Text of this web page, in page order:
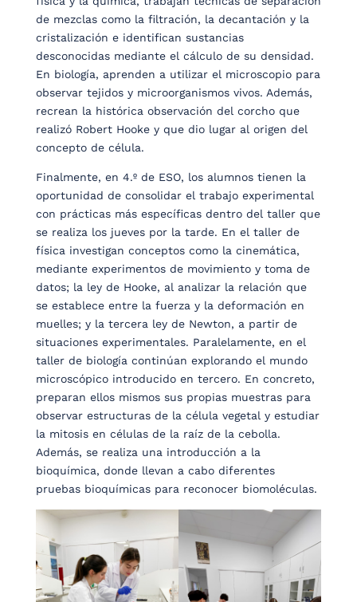
de mezclas como la filtración, la decantación y la
cristalización e identifican sustancias
desconocidas mediante el cálculo de su densidad.
En biología, aprenden a utilizar el microscopio para
observar tejidos y microorganismos vivos. Además,
recrean la histórica observación del corcho que
realizó Robert Hooke y que dio lugar al origen del
concepto de célula.
Finalmente, en 4.º de ESO, los alumnos tienen la
oportunidad de consolidar el trabajo experimental
con prácticas más específicas dentro del taller que
se realiza los jueves por la tarde. En el taller de
física investigan conceptos como la cinemática,
mediante experimentos de movimiento y toma de
datos; la ley de Hooke, al analizar la relación que
se establece entre la fuerza y la deformación en
muelles; y la tercera ley de Newton, a partir de
situaciones experimentales. Paralelamente, en el
taller de biología continúan explorando el mundo
microscópico introducido en tercero. En concreto,
preparan ellos mismos sus propias muestras para
observar estructuras de la célula vegetal y estudiar
la mitosis en células de la raíz de la cebolla.
Además, se realiza una introducción a la
bioquímica, donde llevan a cabo diferentes
pruebas bioquímicas para reconocer biomoléculas.